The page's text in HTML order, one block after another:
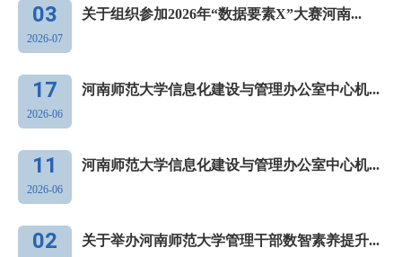
关于组织参加2026年“数据要素X”大赛河南...
03
2026-07
河南师范大学信息化建设与管理办公室中心机...
17
2026-06
河南师范大学信息化建设与管理办公室中心机...
11
2026-06
关于举办河南师范大学管理干部数智素养提升...
02